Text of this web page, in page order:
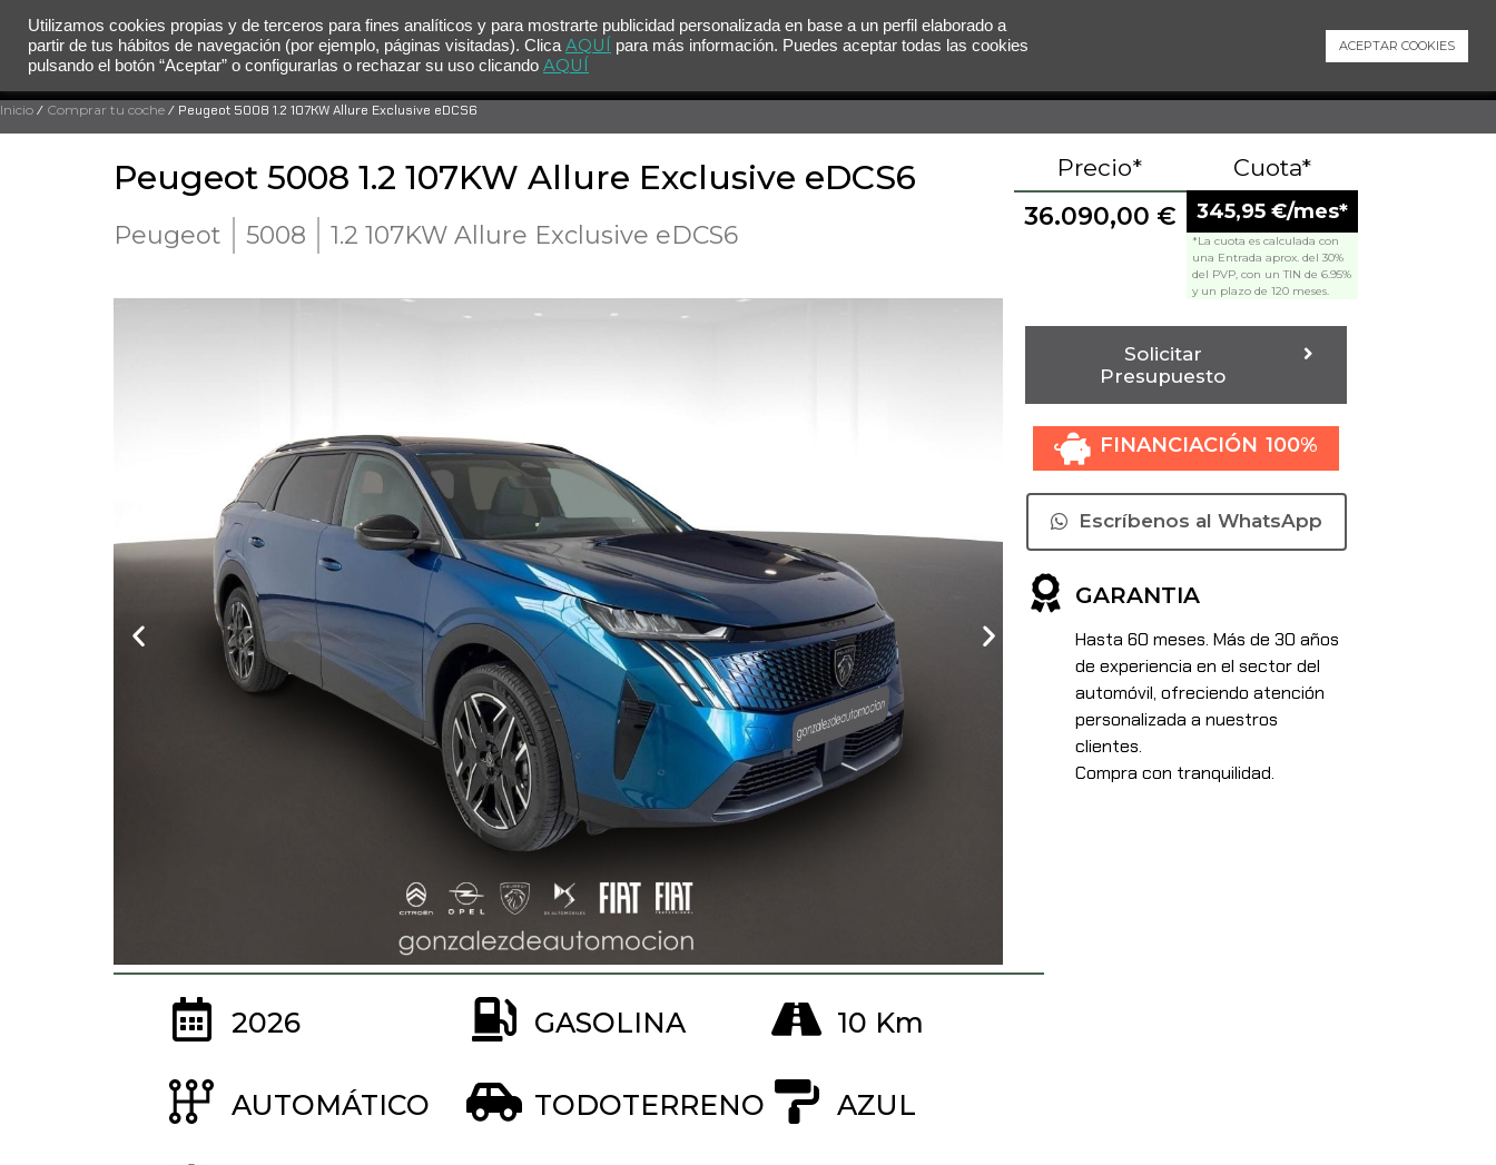
MENÚ Contacto
Inicio / Comprar tu coche / Peugeot 5008 1.2 107KW Allure Exclusive eDCS6
Peugeot 5008 1.2 107KW Allure Exclusive eDCS6
Peugeot 5008 1.2 107KW Allure Exclusive eDCS6
Precio*
36.090,00 €
Cuota*
345,95 €/mes*
*La cuota es calculada con
una Entrada aprox. del 30%
del PVP, con un TIN de 6.95%
y un plazo de 120 meses.
Solicitar
Presupuesto
FINANCIACIÓN 100%
Escríbenos al WhatsApp
GARANTIA
Hasta 60 meses. Más de 30 años
de experiencia en el sector del
automóvil, ofreciendo atención
personalizada a nuestros
clientes.
Compra con tranquilidad.
2026 GASOLINA 10 Km
AUTOMÁTICO TODOTERRENO AZUL
Utilizamos cookies propias y de terceros para fines analíticos y para mostrarte publicidad personalizada en base a un perfil elaborado a
partir de tus hábitos de navegación (por ejemplo, páginas visitadas). Clica AQUÍ para más información. Puedes aceptar todas las cookies
pulsando el botón “Aceptar” o configurarlas o rechazar su uso clicando AQUÍ
ACEPTAR COOKIES